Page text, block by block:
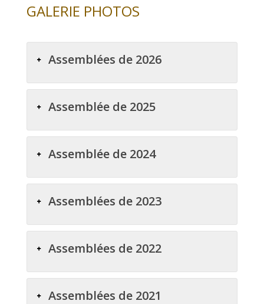
GALERIE PHOTOS
Assemblées de 2026
Assemblée de 2025
Assemblée de 2024
Assemblées de 2023
Assemblées de 2022
Assemblées de 2021